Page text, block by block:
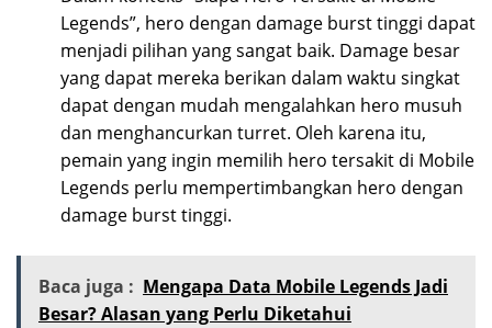
Legends”, hero dengan damage burst tinggi dapat
menjadi pilihan yang sangat baik. Damage besar
yang dapat mereka berikan dalam waktu singkat
dapat dengan mudah mengalahkan hero musuh
dan menghancurkan turret. Oleh karena itu,
pemain yang ingin memilih hero tersakit di Mobile
Legends perlu mempertimbangkan hero dengan
damage burst tinggi.
Baca juga : Mengapa Data Mobile Legends Jadi
Besar? Alasan yang Perlu Diketahui